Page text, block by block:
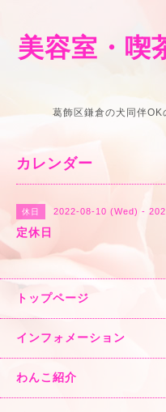
美容室・喫
葛飾区鎌倉の犬同伴
カレンダー
休日 2022-08-10 (Wed) -
定休日
トップページ
インフォメーション
わんこ紹介